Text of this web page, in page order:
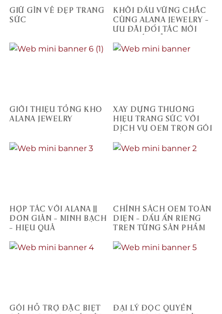
GIỮ GÌN VẺ ĐẸP TRANG
SỨC
KHỞI ĐẦU VỮNG CHẮC
CÙNG ALANA JEWELRY –
ƯU ĐÃI ĐỐI TÁC MỚI
GIỚI THIỆU TỔNG KHO
ALANA JEWELRY
XÂY DỰNG THƯƠNG
HIỆU TRANG SỨC VỚI
DỊCH VỤ OEM TRỌN GÓI
HỢP TÁC VỚI ALANA ||
ĐƠN GIẢN – MINH BẠCH
– HIỆU QUẢ
CHÍNH SÁCH OEM TOÀN
DIỆN – DẤU ẤN RIÊNG
TRÊN TỪNG SẢN PHẨM
GÓI HỖ TRỢ ĐẶC BIỆT
ĐẠI LÝ ĐỘC QUYỀN